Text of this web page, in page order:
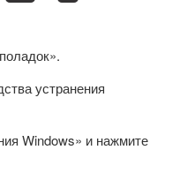
устранения
Windows» и нажмите